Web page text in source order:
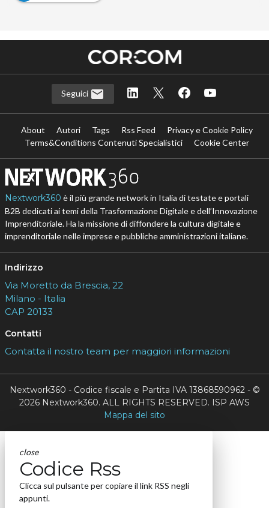
Seguici
About Autori Tags Rss Feed
Privacy e Cookie Policy
Terms&Conditions Contenuti Specialistici
Cookie Center
Nextwork360 è il più grande network in Italia di testate e portali
B2B dedicati ai temi della Trasformazione Digitale e dell’Innovazione
Imprenditoriale. Ha la missione di diffondere la cultura digitale e
imprenditoriale nelle imprese e pubbliche amministrazioni italiane.
Indirizzo
Via Moretto da Brescia, 22
Milano - Italia
CAP 20133
Contatti
Contatta il nostro team per maggiori informazioni
Nextwork360 - Codice fiscale e Partita IVA 13868590962 - ©
2026 Nextwork360. ALL RIGHTS RESERVED. ISP AWS
Mappa del sito
close
Codice Rss
Clicca sul pulsante per copiare il link RSS negli
appunti.